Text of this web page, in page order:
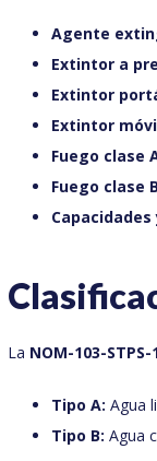
Agente
Extintor a
Extintor
Extintor
Fuego clase
Fuego clase
La NOM-103-STPS-
Tipo A: Agua
Tipo B: Agua